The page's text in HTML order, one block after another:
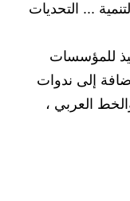
... التحديات
للمؤسسات
إلى ندوات
العربي ،